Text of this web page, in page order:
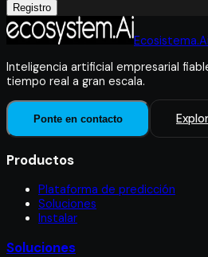
Registro
Inteligencia artificial empresarial
tiempo real a gran escala.
Ponte en contacto
Productos
Plataforma de predicción
Soluciones
Instalar
Soluciones